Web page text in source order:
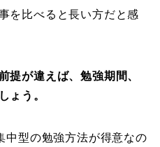
を比べると長い方だと感
提が違えば、勉強期間、
ょう。
中型の勉強方法が得意なの